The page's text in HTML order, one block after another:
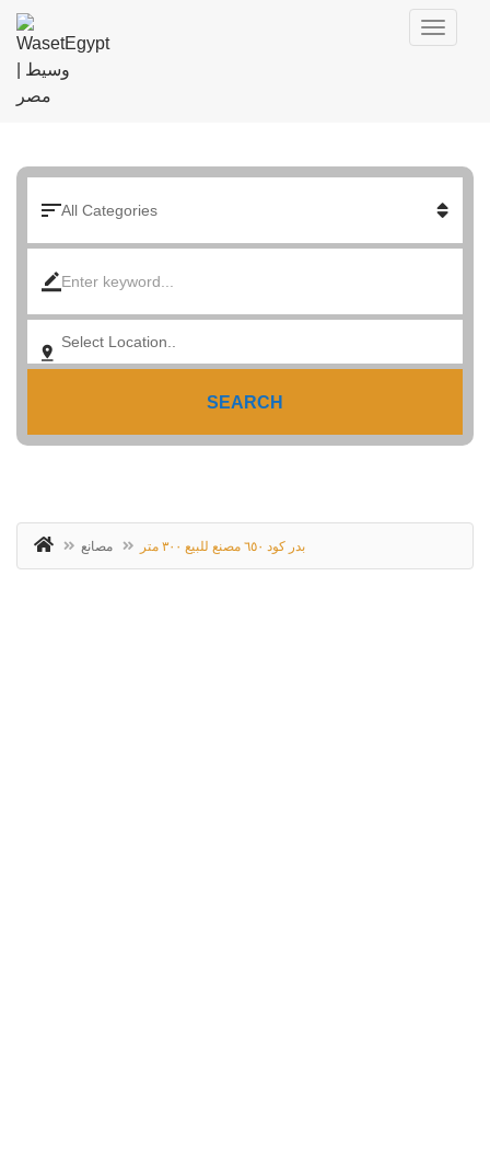
SEARCH
مصانع بدر كود ٦٥٠ مصنع للبيع ٣٠٠ متر